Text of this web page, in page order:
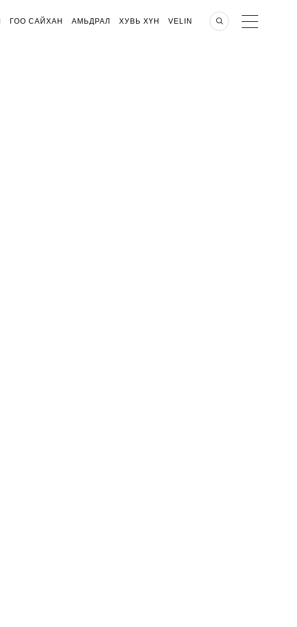
ГОО САЙХАН АМЬДРАЛ ХУВЬ ХҮН VELIN